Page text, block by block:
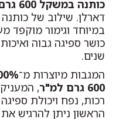
כותנה במשקל 600 גרם למ"ר (600 GSM)
דארלן. שילוב של כותנה
במיוחד וגימור
כושר ספיגה גבוה
שנים.
המגבות מיוצרות מ־100%
600 גרם למ"ר
,
רכות, נפח ויכולת
הראשון ניתן להרגיש